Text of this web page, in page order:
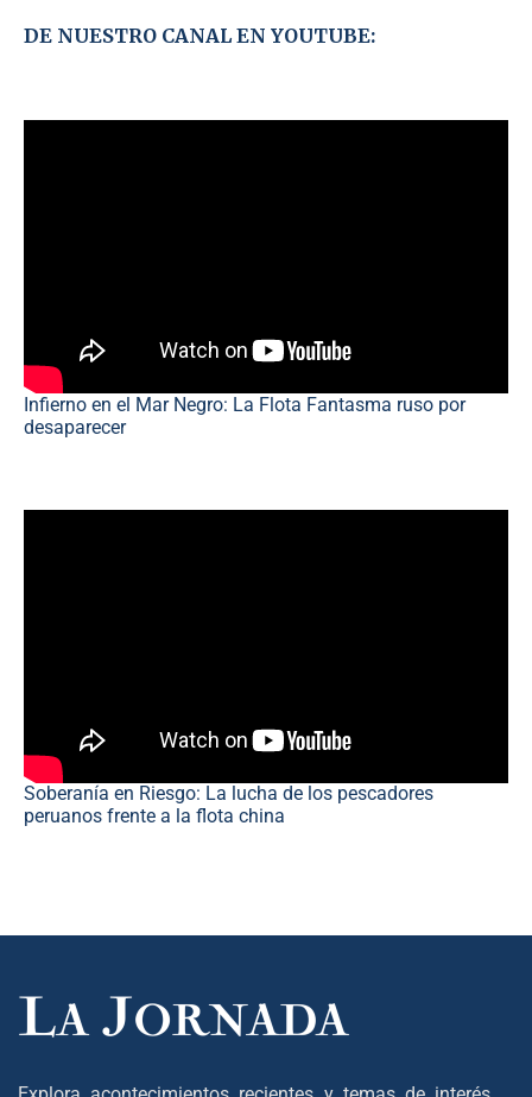
DE NUESTRO CANAL EN YOUTUBE:
Infierno en el Mar Negro: La Flota Fantasma ruso por
desaparecer
Soberanía en Riesgo: La lucha de los pescadores
peruanos frente a la flota china